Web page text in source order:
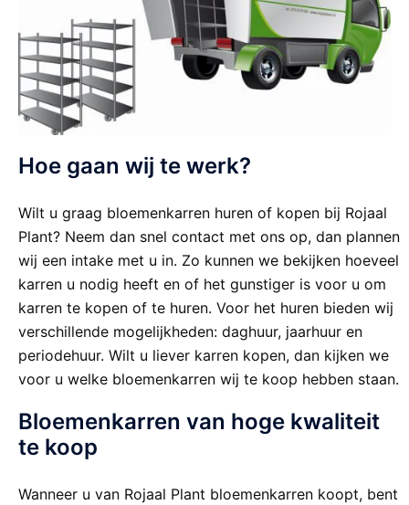
Hoe gaan wij te werk?
Wilt u graag bloemenkarren huren of kopen bij Rojaal
Plant? Neem dan snel contact met ons op, dan plannen
wij een intake met u in. Zo kunnen we bekijken hoeveel
karren u nodig heeft en of het gunstiger is voor u om
karren te kopen of te huren. Voor het huren bieden wij
verschillende mogelijkheden: daghuur, jaarhuur en
periodehuur. Wilt u liever karren kopen, dan kijken we
voor u welke bloemenkarren wij te koop hebben staan.
Bloemenkarren van hoge kwaliteit
te koop
Wanneer u van Rojaal Plant bloemenkarren koopt, bent